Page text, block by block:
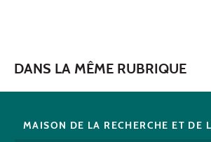
DANS LA MÊME RUBRIQUE
MAISON DE LA RECHERCHE ET DE